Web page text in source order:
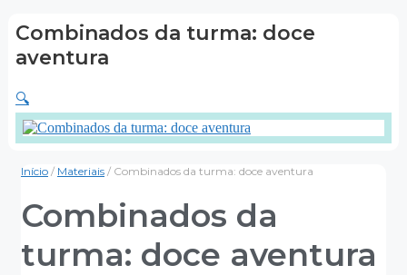
Combinados da turma: doce
aventura
🔍
Início / Materiais / Combinados da turma: doce aventura
Combinados da
turma: doce aventura